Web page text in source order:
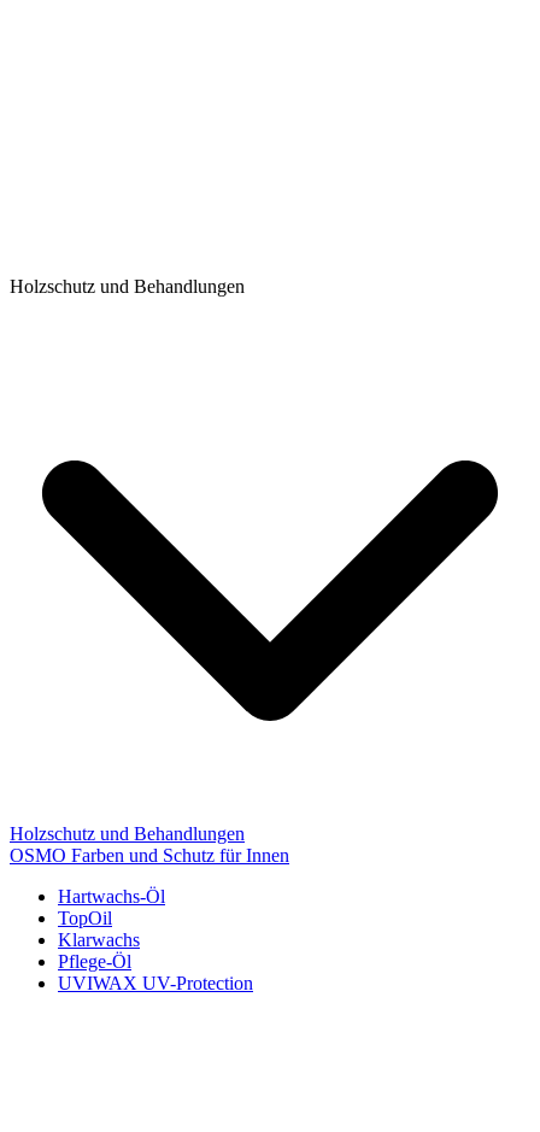
Holzschutz und Behandlungen
Holzschutz und Behandlungen
OSMO Farben und Schutz für Innen
Hartwachs-Öl
TopOil
Klarwachs
Pflege-Öl
UVIWAX UV-Protection